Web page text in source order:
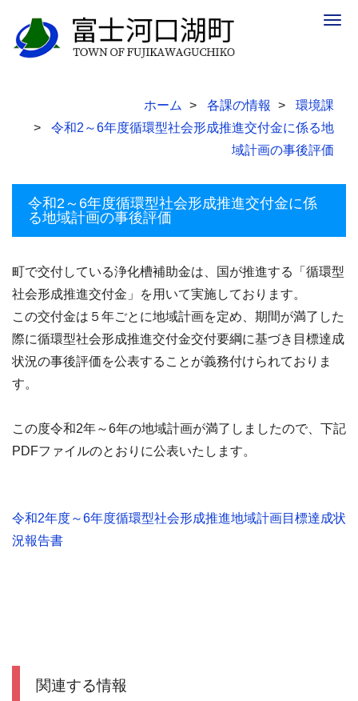
ホーム 各課の情報
環境課
令和2～6年度循環型社会形成推進交付金に係る地
域計画の事後評価
令和2～6年度循環型社会形成推進交付金に係
る地域計画の事後評価
町で交付している浄化槽補助金は、国が推進する「循環型
社会形成推進交付金」を用いて実施しております。
この交付金は５年ごとに地域計画を定め、期間が満了した
際に循環型社会形成推進交付金交付要綱に基づき目標達成
状況の事後評価を公表することが義務付けられておりま
す。
この度令和2年～6年の地域計画が満了しましたので、下記
PDFファイルのとおりに公表いたします。
令和2年度～6年度循環型社会形成推進地域計画目標達成状
況報告書
関連する情報